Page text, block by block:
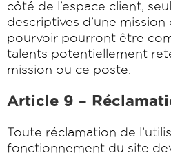
côté de l’espace client,
descriptives d’une mission
pourvoir pourront être
talents potentiellement
mission ou ce poste.
Article 9 –
Toute réclamation de
fonctionnement du site